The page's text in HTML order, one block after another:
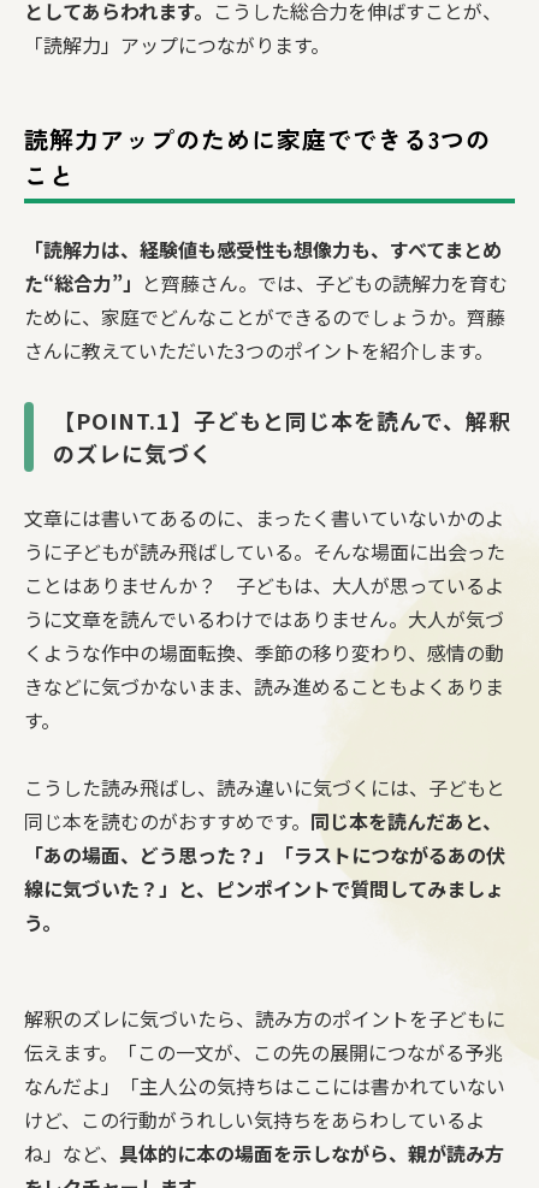
としてあらわれます。 こうした総合力を伸ばすことが、
「読解力」アップにつながります。
読解力アップのために家庭でできる3つの
こと
「読解力は、経験値も感受性も想像力も、すべてまとめ
た“総合力”」 と齊藤さん。では、子どもの読解力を育む
ために、家庭でどんなことができるのでしょうか。齊藤
さんに教えていただいた3つのポイントを紹介します。
【POINT.1】子どもと同じ本を読んで、解釈
のズレに気づく
文章には書いてあるのに、まったく書いていないかのよ
うに子どもが読み飛ばしている。そんな場面に出会った
ことはありませんか？ 子どもは、大人が思っているよ
うに文章を読んでいるわけではありません。大人が気づ
くような作中の場面転換、季節の移り変わり、感情の動
きなどに気づかないまま、読み進めることもよくありま
す。
こうした読み飛ばし、読み違いに気づくには、子どもと
同じ本を読むのがおすすめです。 同じ本を読んだあと、
「あの場面、どう思った？」「ラストにつながるあの伏
線に気づいた？」と、ピンポイントで質問してみましょ
う。
解釈のズレに気づいたら、読み方のポイントを子どもに
伝えます。「この一文が、この先の展開につながる予兆
なんだよ」「主人公の気持ちはここには書かれていない
けど、この行動がうれしい気持ちをあらわしているよ
ね」など、 具体的に本の場面を示しながら、親が読み方